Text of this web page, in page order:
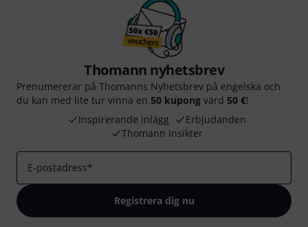
Thomann nyhetsbrev
Prenumererar på Thomanns Nyhetsbrev på engelska och
du kan med lite tur vinna en 50 kupong värd 50 €!
Inspirerande inlägg
Erbjudanden
Thomann Insikter
E-postadress*
Registrera dig nu